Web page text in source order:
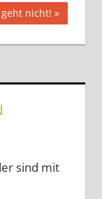
nicht!
sind mit